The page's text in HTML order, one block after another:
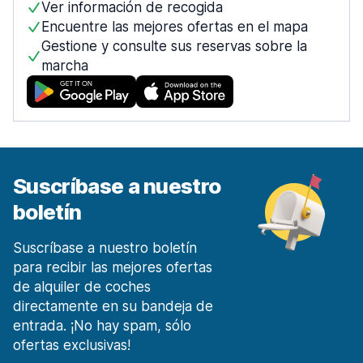
desde 12,11 € al día
Móstoles Centro de la ciudad
desde 27,74 € al día
Málaga
1911 ofertas en 7 lugares
Malaga Aeropuerto
desde 19,08 € al día
Marbella
253 ofertas en 4 lugares
Región de Murcia Aeropuerto Internacional
desde 24,56 € al día
Oviedo
Ver información de recogida
Encuentre las mejores ofertas en el mapa
Gestione y consulte sus reservas sobre la
marcha
Suscríbase a nuestro
boletín
Suscríbase a nuestro boletín
para recibir las mejores ofertas
de alquiler de coches
directamente en su bandeja de
entrada. ¡No hay spam, sólo
ofertas exclusivas!